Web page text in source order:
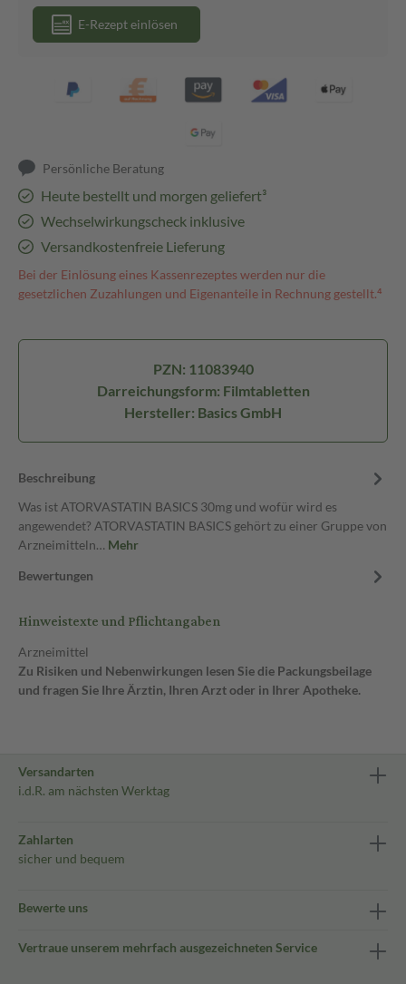
E-Rezept einlösen
Persönliche Beratung
Heute bestellt und morgen geliefert³
Wechselwirkungscheck inklusive
Versandkostenfreie Lieferung
Bei der Einlösung eines Kassenrezeptes werden nur die
gesetzlichen Zuzahlungen und Eigenanteile in Rechnung gestellt.⁴
PZN: 11083940
Darreichungsform: Filmtabletten
Hersteller: Basics GmbH
Beschreibung
Was ist ATORVASTATIN BASICS 30mg und wofür wird es
angewendet? ATORVASTATIN BASICS gehört zu einer Gruppe von
Arzneimitteln… Mehr
Bewertungen
Hinweistexte und Pflichtangaben
Arzneimittel
Zu Risiken und Nebenwirkungen lesen Sie die Packungsbeilage
und fragen Sie Ihre Ärztin, Ihren Arzt oder in Ihrer Apotheke.
Versandarten
i.d.R. am nächsten Werktag
Zahlarten
sicher und bequem
Bewerte uns
Vertraue unserem mehrfach ausgezeichneten Service